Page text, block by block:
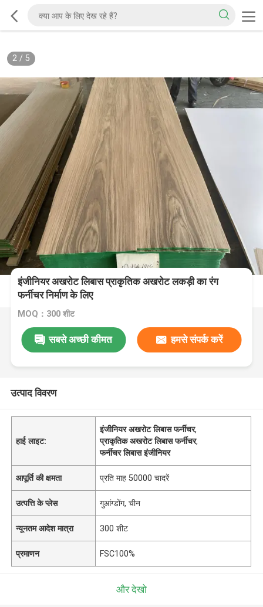
2/ 5
इंजीनियर अखरोट लिबास प्राकृतिक अखरोट लकड़ी का रंग
फर्नीचर निर्माण के लिए
MOQ：300 शीट
सबसे अच्छी कीमत हमसे संपर्क करें
उत्पाद विवरण
हाई लाइट:
इंजीनियर अखरोट लिबास फर्नीचर,
प्राकृतिक अखरोट लिबास फर्नीचर,
फर्नीचर लिबास इंजीनियर
आपूर्ति की क्षमता प्रति माह 50000 चादरें
उत्पत्ति के प्लेस गुआंग्डोंग, चीन
न्यूनतम आदेश मात्रा 300 शीट
प्रमाणन FSC100%
और देखो